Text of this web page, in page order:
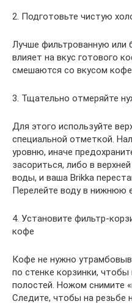
2. Подготовьте чистую
Лучше фильтрованную или
влияет на вкус готового
смешаются со вкусом
3. Тщательно отмеряйте
Для этого используйте
специальной отметкой.
уровню, иначе
засориться, либо в
воды, и ваша Brikka
Перелейте воду в нижнюю
4. Установите фильтр-
кофе
Кофе не нужно
по стенке корзинки,
полостей. Ножом снимите
Следите, чтобы на резьбе